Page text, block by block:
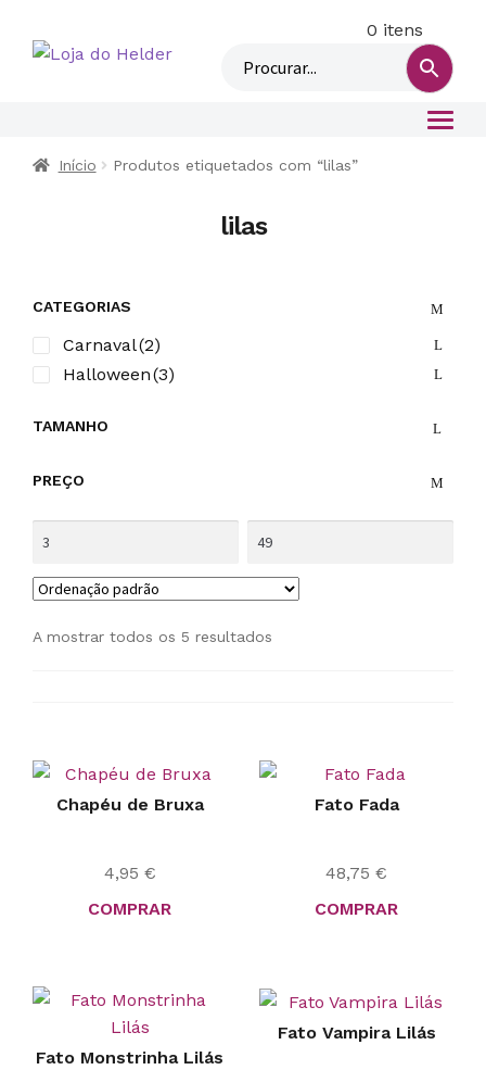
c
0 itens
Início Produtos etiquetados com “lilas”
lilas
CATEGORIAS
Carnaval(2)
Halloween(3)
TAMANHO
PREÇO
A mostrar todos os 5 resultados
Chapéu de Bruxa
4,95 €
COMPRAR
Fato Fada
48,75 €
COMPRAR
Fato Monstrinha Lilás
Fato Vampira Lilás